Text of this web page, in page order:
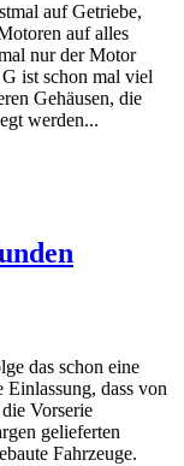
auf Getriebe,
auf alles
nur der Motor
ist schon mal viel
Gehäusen, die
werden...
das schon eine
dass von
Vorserie
gelieferten
Fahrzeuge.